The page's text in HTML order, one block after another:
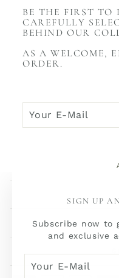
SIGN UP
Subscribe now to
and exclusive
E-
NOW
BE THE FIRST TO
CAREFULLY
BEHIND OUR
AS A WELCOME,
ORDER.
E-
MAIL
NOW